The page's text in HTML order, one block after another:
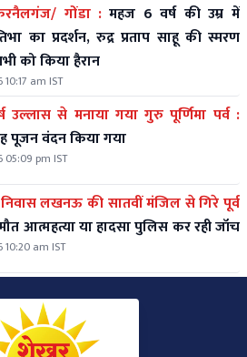
परसपुर/करनैलगंज/ गोंडा : महज 6 वर्ष की उम्र में
का प्रदर्शन, रुद्र प्रताप साहू की स्मरण
को किया हैरान
10:17 am IST
बड़े ही हर्ष उल्लास से मनाया गया गुरु पूर्णिमा पर्व :
पूजन वंदन किया गया
05:09 pm IST
लखनऊ की सातवीं मंजिल से गिरे पूर्व
आत्महत्या या हादसा पुलिस कर रही जॉच
10:20 am IST